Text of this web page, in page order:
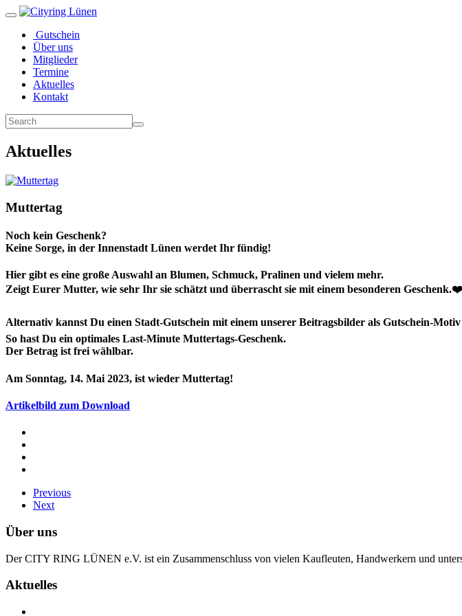
Gutschein
Über uns
Mitglieder
Termine
Aktuelles
Kontakt
Aktuelles
Muttertag
Noch kein Geschenk?
Keine Sorge, in der Innenstadt Lünen werdet Ihr fündig!
Hier gibt es eine große Auswahl an Blumen, Schmuck, Pralinen und vielem mehr.
Zeigt Eurer Mutter, wie sehr Ihr sie schätzt und überrascht sie mit einem besonderen Geschenk.❤️
Alternativ kannst Du einen Stadt-Gutschein mit einem unserer Beitragsbilder als Gutschein-
So hast Du ein optimales Last-Minute Muttertags-Geschenk.
Der Betrag ist frei wählbar.
Am Sonntag, 14. Mai 2023, ist wieder Muttertag!
Artikelbild zum Download
Previous
Next
Über uns
Der CITY RING LÜNEN e.V. ist ein Zusammenschluss von vielen Kaufleuten, Handwerkern und
Aktuelles